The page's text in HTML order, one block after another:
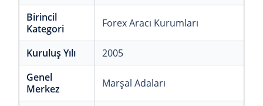
Birincil
Kategori
Forex Aracı Kurumları
Kuruluş Yılı
2005
Genel
Merkez
Marşal Adaları